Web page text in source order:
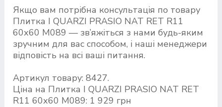
Якщо вам потрібна консультація по товару
Плитка I QUARZI PRASIO NAT RET R11
60х60 M089 — зв’яжіться з нами будь-яким
зручним для вас способом, і наші менеджери
відповість на всі ваші питання.
Артикул товару: 8427.
Ціна на Плитка I QUARZI PRASIO NAT RET
R11 60х60 M089: 1 929 грн